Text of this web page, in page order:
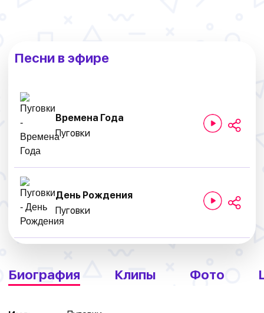
Песни в эфире
Времена Года
Пуговки
День Рождения
Пуговки
Биография Клипы Фото